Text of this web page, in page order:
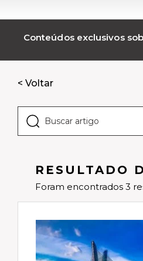
Conteúdos exclusivos
< Voltar
RESULTADO
Foram encontrados 3